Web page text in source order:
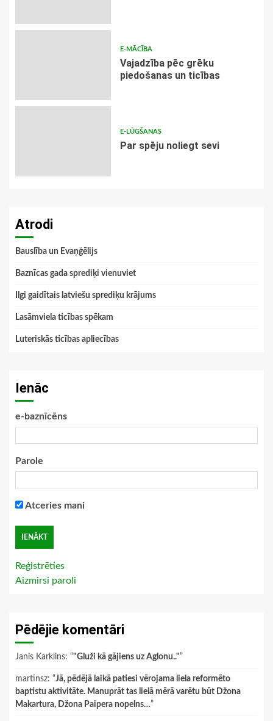
E-MĀCĪBA
Vajadzība pēc grēku
piedošanas un ticības
E-LŪGŠANAS
Par spēju noliegt sevi
Atrodi
Bauslība un Evaņģēlijs
Baznīcas gada sprediķi vienuviet
Ilgi gaidītais latviešu sprediķu krājums
Lasāmviela ticības spēkam
Luteriskās ticības apliecības
Ienāc
e-baznīcēns
Parole
Atceries mani
Reģistrēties
Aizmirsi paroli
Pēdējie komentāri
Janis Karklins: “"Gluži kā gājiens uz Aglonu.."”
martinsz: “Jā, pēdējā laikā patiesi vērojama liela reformēto
baptistu aktivitāte. Manuprāt tas lielā mērā varētu būt Džona
Makartura, Džona Paipera nopelns…”